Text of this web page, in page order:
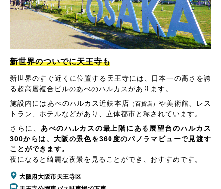
新世界のついでに天王寺も
新世界のすぐ近くに位置する天王寺には、日本一の高さを誇
る超高層複合ビルのあべのハルカスがあります。
施設内にはあべのハルカス近鉄本店 （百貨店）や美術館、レス
トラン、ホテルなどがあり、立体都市と称されています。
さらに、 あべのハルカスの最上階にある展望台のハルカス
300からは、大阪の景色を360度のパノラマビューで見渡す
ことができます。
夜になると綺麗な夜景を見ることができ、おすすめです。
大阪府大阪市天王寺区